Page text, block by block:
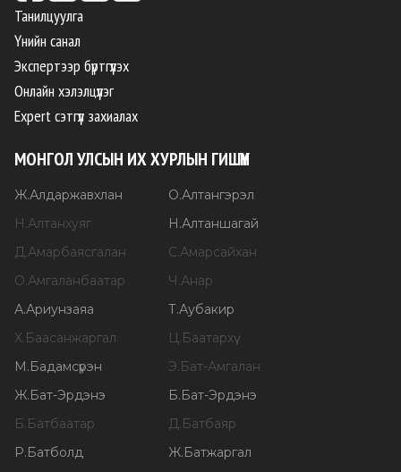
Танилцуулга
Үнийн санал
Экспертээр бүртгүүлэх
Онлайн хэлэлцүүлэг
Expert сэтгүүл захиалах
МОНГОЛ УЛСЫН ИХ ХУРЛЫН ГИШҮҮН
Ж.Алдаржавхлан О.Алтангэрэл
Н.Алтанхуяг Н.Алтаншагай
Д.Амарбаясгалан С.Амарсайхан
О.Амгаланбаатар Ч.Анар
А.Ариунзаяа Т.Аубакир
Х.Баасанжаргал Ц.Баатархүү
М.Бадамсүрэн Э.Бат-Амгалан
Ж.Бат-Эрдэнэ Б.Бат-Эрдэнэ
Б.Батбаатар Д.Батбаяр
Р.Батболд Ж.Батжаргал